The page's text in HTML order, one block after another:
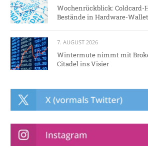
Wochenrückblick:
Bestände in Hardware-
7. AUGUST 2026
Wintermute nimmt mit
Citadel ins Visier